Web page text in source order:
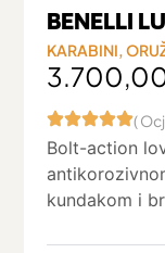
BENELLI
KARABINI,
(
Bolt-action
kundakom i